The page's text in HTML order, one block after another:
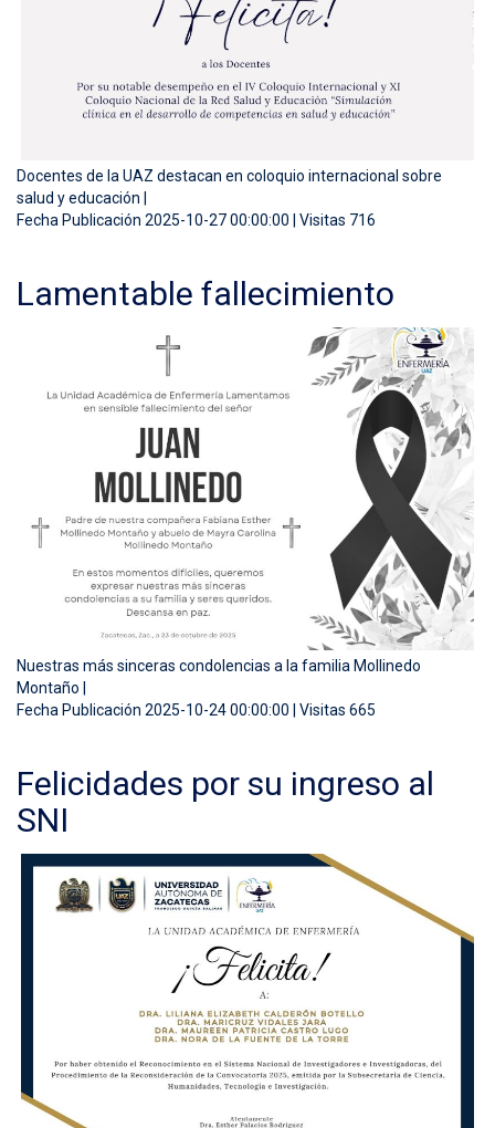
Docentes de la UAZ destacan en coloquio internacional sobre
salud y educación |
Fecha Publicación 2025-10-27 00:00:00 | Visitas 716
Lamentable fallecimiento
Nuestras más sinceras condolencias a la familia Mollinedo
Montaño |
Fecha Publicación 2025-10-24 00:00:00 | Visitas 665
Felicidades por su ingreso al
SNI